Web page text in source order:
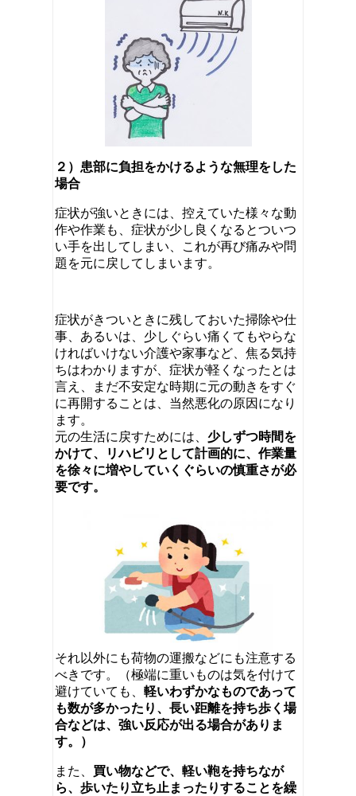
２）患部に負担をかけるような無理をした
場合
症状が強いときには、控えていた様々な動
作や作業も、症状が少し良くなるとついつ
い手を出してしまい、これが再び痛みや問
題を元に戻してしまいます。
症状がきついときに残しておいた掃除や仕
事、あるいは、少しぐらい痛くてもやらな
ければいけない介護や家事など、焦る気持
ちはわかりますが、症状が軽くなったとは
言え、まだ不安定な時期に元の動きをすぐ
に再開することは、当然悪化の原因になり
ます。
元の生活に戻すためには、 少しずつ時間を
かけて、リハビリとして計画的に、 作業量
を徐々に増やしていくぐらいの慎重さが必
要です。
それ以外にも荷物の運搬などにも注意する
べきです。（極端に重いものは気を付けて
避けていても、 軽いわずかなものであって
も数が多かったり、 長い距離を持ち歩く場
合などは、強い反応が出る場合がありま
す。）
また、 買い物などで、軽い鞄を持ちなが
ら、 歩いたり立ち止まったりすることを繰